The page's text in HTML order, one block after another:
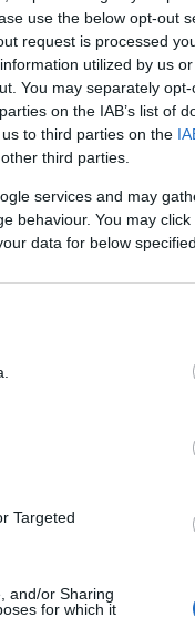
use the below opt-out
request is processed
utilized by us
You may separately
on the IAB’s list of
to third parties on the
third parties.
services and may
behaviour. You may
data for below
Targeted
and/or Sharing
for which it
μπορέσουμε να
και θα
μας στην